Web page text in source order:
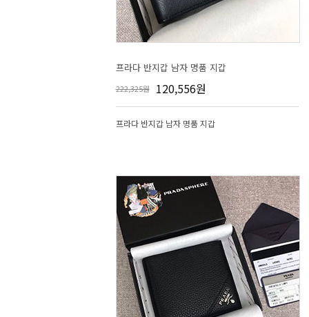
프라다 반지갑 남자 명품 지갑
222,325원 120,556원
프라다 반지갑 남자 명품 지갑